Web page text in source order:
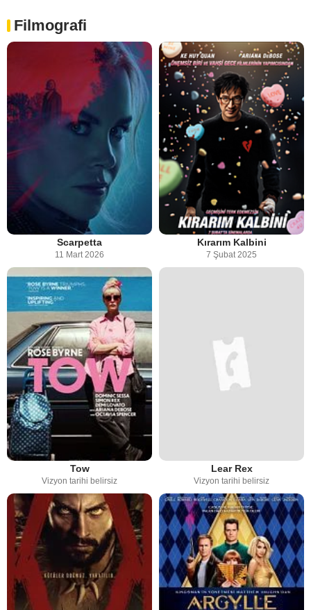
Filmografi
Scarpetta
11 Mart 2026
Kırarım Kalbini
7 Şubat 2025
Tow
Vizyon tarihi belirsiz
Lear Rex
Vizyon tarihi belirsiz